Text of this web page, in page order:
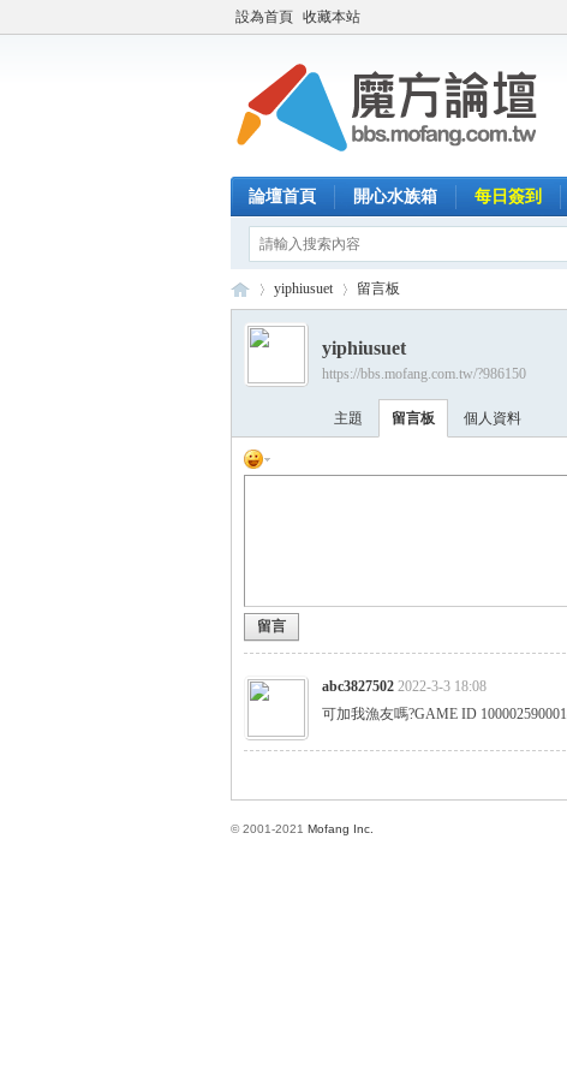
設為首頁 收藏本站
論壇首頁 開心水族箱 每日簽到
›
yiphiusuet 留言板
yiphiusuet
https://bbs.mofang.com.tw/?986150
主題 留言板 個人資料
留言
abc3827502 2022-3-3 18:08
可加我漁友嗎?GAME ID
© 2001-2021 Mofang Inc.